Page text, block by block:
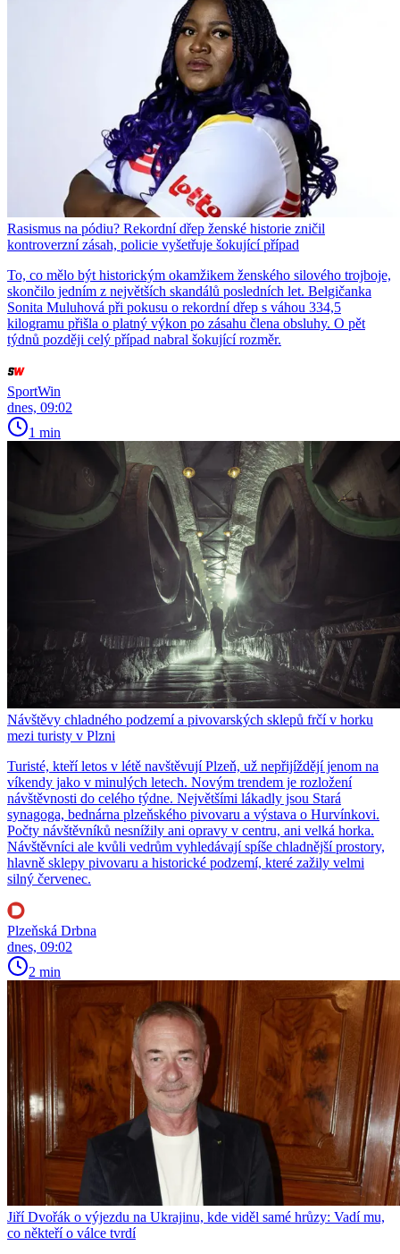
Rasismus na pódiu? Rekordní dřep ženské historie zničil
kontroverzní zásah, policie vyšetřuje šokující případ
To, co mělo být historickým okamžikem ženského silového trojboje,
skončilo jedním z největších skandálů posledních let. Belgičanka
Sonita Muluhová při pokusu o rekordní dřep s váhou 334,5
kilogramu přišla o platný výkon po zásahu člena obsluhy. O pět
týdnů později celý případ nabral šokující rozměr.
SportWin
dnes, 09:02
1 min
Návštěvy chladného podzemí a pivovarských sklepů frčí v horku
mezi turisty v Plzni
Turisté, kteří letos v létě navštěvují Plzeň, už nepřijíždějí jenom na
víkendy jako v minulých letech. Novým trendem je rozložení
návštěvnosti do celého týdne. Největšími lákadly jsou Stará
synagoga, bednárna plzeňského pivovaru a výstava o Hurvínkovi.
Počty návštěvníků nesnížily ani opravy v centru, ani velká horka.
Návštěvníci ale kvůli vedrům vyhledávají spíše chladnější prostory,
hlavně sklepy pivovaru a historické podzemí, které zažily velmi
silný červenec.
Plzeňská Drbna
dnes, 09:02
2 min
Jiří Dvořák o výjezdu na Ukrajinu, kde viděl samé hrůzy: Vadí mu,
co někteří o válce tvrdí